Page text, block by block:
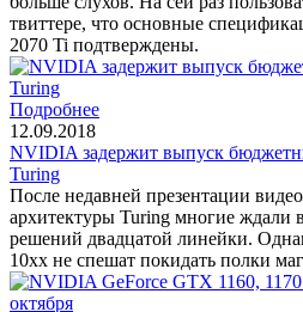
твиттере, что основные
2070 Ti подтверждены.
Подробнее
12.09.2018
NVIDIA задержит выпуск
Turing
После недавней презентации
архитектуры Turing многие ждали
решений двадцатой линейки.
10xx не спешат покидать полки